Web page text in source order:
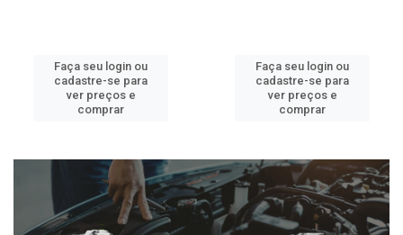
Faça seu login ou
cadastre-se para
ver preços e
comprar
Faça seu login ou
cadastre-se para
ver preços e
comprar